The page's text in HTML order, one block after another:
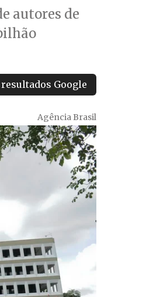
autores de
Google
Agência Brasil